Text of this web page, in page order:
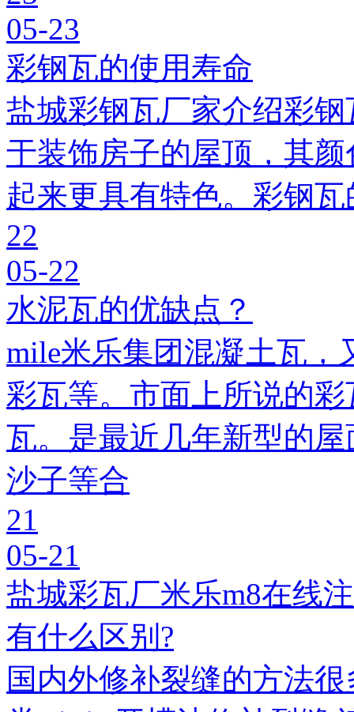
05-23
彩钢瓦的使用寿命
盐城彩钢瓦厂家介绍彩
于装饰房子的屋顶，其
起来更具有特色。彩钢
22
05-22
水泥瓦的优缺点？
mile米乐集团混凝土瓦，
彩瓦等。市面上所说的
瓦。是最近几年新型的
沙子等合
21
05-21
盐城彩瓦厂米乐m8在线
有什么区别?
国内外修补裂缝的方法